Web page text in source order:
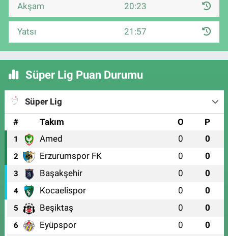
Akşam 20:23
Yatsı 21:57
Süper Lig Puan Durumu
Süper Lig
#
Takım O P
1 Amed 0 0
2 Erzurumspor FK 0 0
3 Başakşehir 0 0
4 Kocaelispor 0 0
5 Beşiktaş 0 0
6 Eyüpspor 0 0